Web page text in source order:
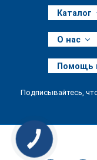
Каталог
О нас
Помощь
Подписывайтесь,
КНОПКА
ЗВ'ЯЗКУ